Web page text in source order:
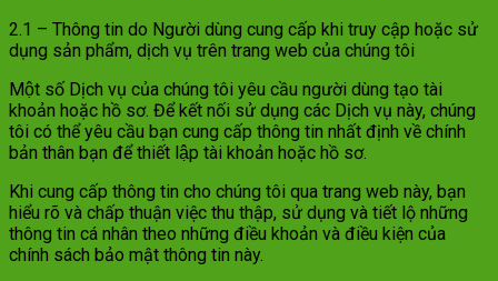
2.1 – Thông tin do Người dùng cung cấp khi truy cập hoặc sử
dụng sản phẩm, dịch vụ trên trang web của chúng tôi
Một số Dịch vụ của chúng tôi yêu cầu người dùng tạo tài
khoản hoặc hồ sơ. Để kết nối sử dụng các Dịch vụ này, chúng
tôi có thể yêu cầu bạn cung cấp thông tin nhất định về chính
bản thân bạn để thiết lập tài khoản hoặc hồ sơ.
Khi cung cấp thông tin cho chúng tôi qua trang web này, bạn
hiểu rõ và chấp thuận việc thu thập, sử dụng và tiết lộ những
thông tin cá nhân theo những điều khoản và điều kiện của
chính sách bảo mật thông tin này.